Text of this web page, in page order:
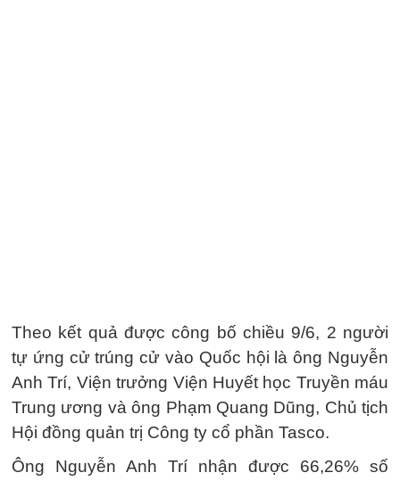
Theo kết quả được công bố chiều 9/6, 2 người
tự ứng cử trúng cử vào Quốc hội là ông Nguyễn
Anh Trí, Viện trưởng Viện Huyết học Truyền máu
Trung ương và ông Phạm Quang Dũng, Chủ tịch
Hội đồng quản trị Công ty cổ phần Tasco.
Ông Nguyễn Anh Trí nhận được 66,26% số